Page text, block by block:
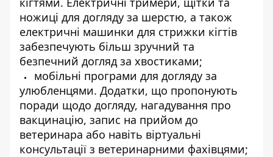
ножиці для догляду за шерстю, а також
електричні машинки для стрижки кігтів
забезпечують більш зручний та
безпечний догляд за хвостиками;
мобільні програми для догляду за
улюбленцями. Додатки, що пропонують
поради щодо догляду, нагадування про
вакцинацію, запис на прийом до
ветеринара або навіть віртуальні
консультації з ветеринарними фахівцями;